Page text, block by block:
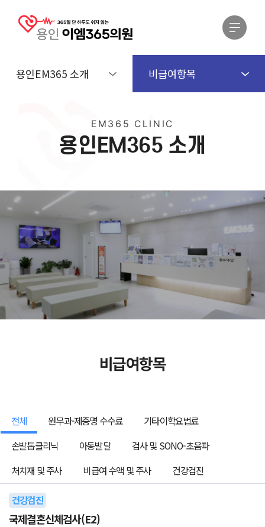
용인EM365 소개 비급여항목
EM365 CLINIC
용인EM365 소개
비급여항목
전체 원무과-제증명 수수료
기타이학요법료
손발톱클리닉
아동발달
검사 및 SONO-초음파
처치재 및 주사
비급여 수액 및 주사 건강검진
건강검진
국제결혼신체검사(E2)